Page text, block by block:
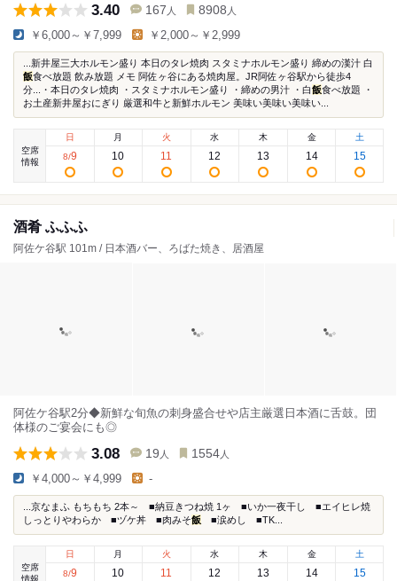
3.40 167 人 8908 人
￥6,000～￥7,999 ￥2,000～￥2,999
...新井屋三大ホルモン盛り 本日のタレ焼肉 スタミナホルモン盛り 締めの漢汁 白
飯食べ放題 飲み放題 メモ 阿佐ヶ谷にある焼肉屋。JR阿佐ヶ谷駅から徒歩4
分...・本日のタレ焼肉 ・スタミナホルモン盛り ・締めの男汁 ・白飯食べ放題 ・
お土産新井屋おにぎり 厳選和牛と新鮮ホルモン 美味い美味い美味い...
空席
情報
日
8/9
月
10
火
11
水
12
木
13
金
14
土
15
酒肴 ふふふ
阿佐ケ谷駅 101m / 日本酒バー、ろばた焼き、居酒屋
阿佐ケ谷駅2分◆新鮮な旬魚の刺身盛合せや店主厳選日本酒に舌鼓。団
体様のご宴会にも◎
3.08 19 人 1554 人
￥4,000～￥4,999 -
...京なまふ もちもち 2本～ ■納豆きつね焼 1ヶ ■いか一夜干し ■エイヒレ焼
しっとりやわらか ■ヅケ丼 ■肉みそ飯 ■涙めし ■TK...
空席
情報
日
8/9
月
10
火
11
水
12
木
13
金
14
土
15